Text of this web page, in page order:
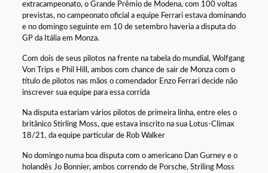
extracampeonato, o Grande Prêmio de Modena, com 100 voltas
previstas, no campeonato oficial a equipe Ferrari estava dominando
e no domingo seguinte em 10 de setembro haveria a disputa do
GP da Itália em Monza.
Com dois de seus pilotos na frente na tabela do mundial, Wolfgang
Von Trips e Phil Hill, ambos com chance de sair de Monza com o
título de pilotos nas mãos o comendador Enzo Ferrari decide não
inscrever sua equipe para essa corrida
Na disputa estariam vários pilotos de primeira linha, entre eles o
britânico Stirling Moss, que estava inscrito na sua Lotus-Climax
18/21, da equipe particular de Rob Walker
No domingo numa boa disputa com o americano Dan Gurney e o
holandês Jo Bonnier, ambos correndo de Porsche, Striling Moss